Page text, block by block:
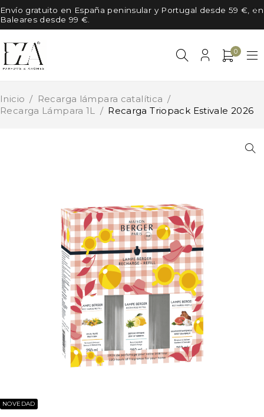
Envío gratuito en España peninsular y Portugal desde 59 €, en
Baleares desde 99 €.
0
Inicio / Recarga lámpara catalítica /
Recarga Lámpara 1L / Recarga Triopack Estivale 2026
NOVEDAD